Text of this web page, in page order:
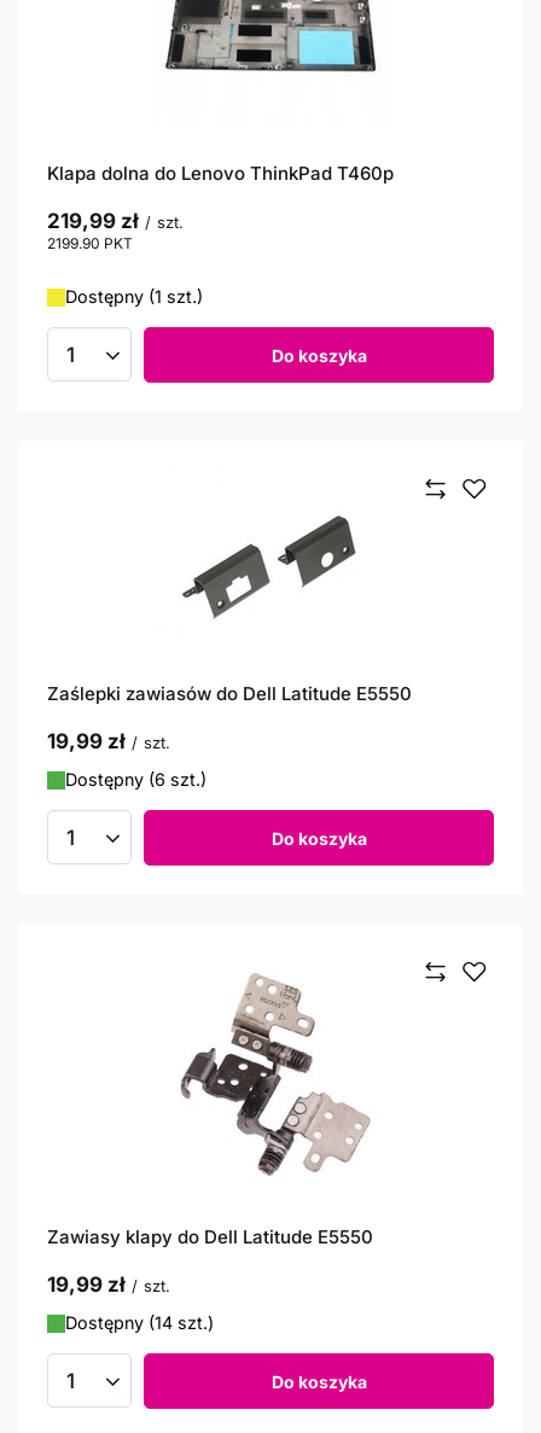
Klapa dolna do Lenovo ThinkPad T460p
219,99 zł / szt.
2199.90 PKT
Dostępny (1 szt.)
Ilość produktów Do koszyka
Zaślepki zawiasów do Dell Latitude E5550
19,99 zł / szt.
Dostępny (6 szt.)
Ilość produktów Do koszyka
Zawiasy klapy do Dell Latitude E5550
19,99 zł / szt.
Dostępny (14 szt.)
Ilość produktów Do koszyka